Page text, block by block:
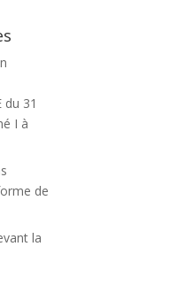
du 31
I à
de
la